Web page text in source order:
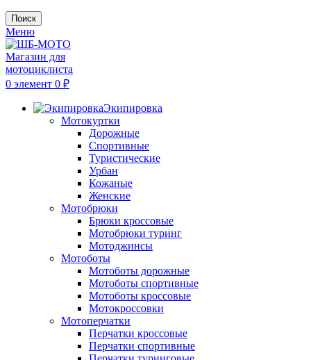
Поиск
Меню
0 элемент 0 ₽
Экипировка
Мотокуртки
Дорожные
Спортивные
Туристические
Урбан
Кожаные
Женские
Мотобрюки
Брюки кроссовые
Мотобрюки туринг
Мотоджинсы
Мотоботы
Мотоботы дорожные
Мотоботы спортивные
Мотоботы кроссовые
Мотокроссовки
Мотоперчатки
Перчатки кроссовые
Перчатки спортивные